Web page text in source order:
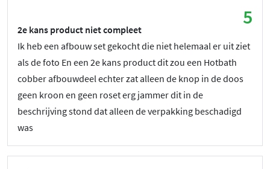
5
2e kans product niet compleet
Ik heb een afbouw set gekocht die niet helemaal er uit ziet
als de foto En een 2e kans product dit zou een Hotbath
cobber afbouwdeel echter zat alleen de knop in de doos
geen kroon en geen roset erg jammer dit in de
beschrijving stond dat alleen de verpakking beschadigd
was